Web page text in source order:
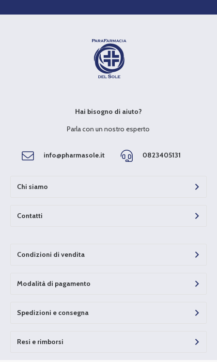
Hai bisogno di aiuto?
Parla con un nostro esperto
info@pharmasole.it 0823405131
Chi siamo
Contatti
Condizioni di vendita
Modalità di pagamento
Spedizioni e consegna
Resi e rimborsi